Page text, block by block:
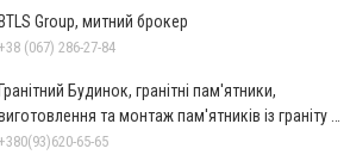
Group, митний брокер
+38 (067) 286-27-84
Будинок, гранітні пам'ятники,
та монтаж пам'ятників із граніту в
Миколаєві
+380(93)620-65-65